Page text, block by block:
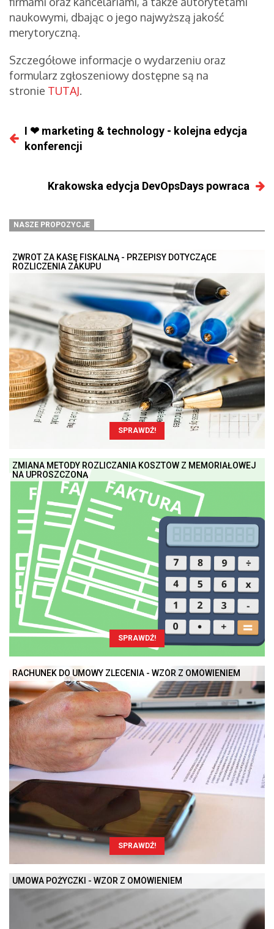
naukowymi, dbając o jego najwyższą jakość
merytoryczną.
Szczegółowe informacje o wydarzeniu oraz
formularz zgłoszeniowy dostępne są na
stronie TUTAJ.
I ❤ marketing & technology - kolejna edycja
konferencji
Krakowska edycja DevOpsDays powraca
NASZE PROPOZYCJE
ZWROT ZA KASĘ FISKALNĄ - PRZEPISY DOTYCZĄCE
ROZLICZENIA ZAKUPU
SPRAWDŹ!
ZMIANA METODY ROZLICZANIA KOSZTÓW Z MEMORIAŁOWEJ
NA UPROSZCZONĄ
SPRAWDŹ!
RACHUNEK DO UMOWY ZLECENIA - WZÓR Z OMÓWIENIEM
SPRAWDŹ!
UMOWA POŻYCZKI - WZÓR Z OMÓWIENIEM